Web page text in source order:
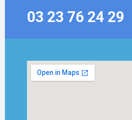
03 23 76 24 29